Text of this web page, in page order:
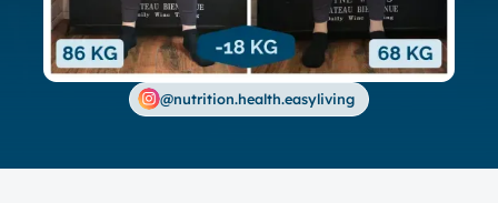
@nutrition.health.easyliving